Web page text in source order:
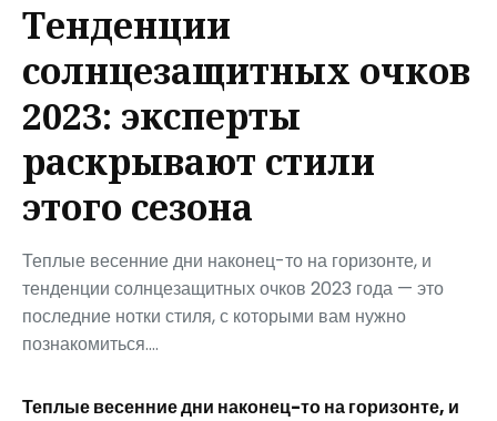
Тенденции
солнцезащитных очков
2023: эксперты
раскрывают стили
этого сезона
Теплые весенние дни наконец-то на горизонте, и
тенденции солнцезащитных очков 2023 года — это
последние нотки стиля, с которыми вам нужно
познакомиться....
Теплые весенние дни наконец-то на горизонте, и